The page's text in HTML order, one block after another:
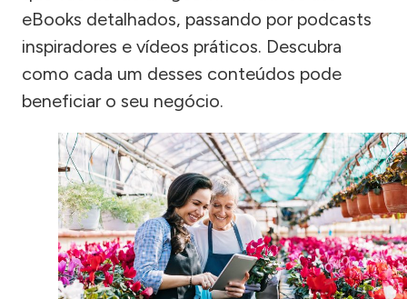
eBooks detalhados, passando por podcasts
inspiradores e vídeos práticos. Descubra
como cada um desses conteúdos pode
beneficiar o seu negócio.